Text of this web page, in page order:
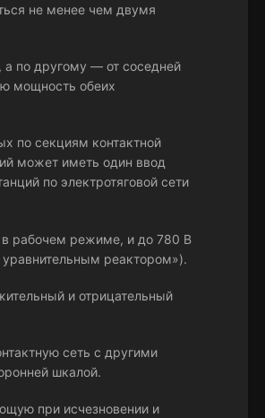
не менее чем двумя
а по другому — от соседней
мощность обеих
по секциям контактной
может иметь один ввод
по электротяговой сети
в рабочем режиме, и до 780 В
реактором»).
и отрицательный
сеть с другими
шкалой.
при исчезновении и